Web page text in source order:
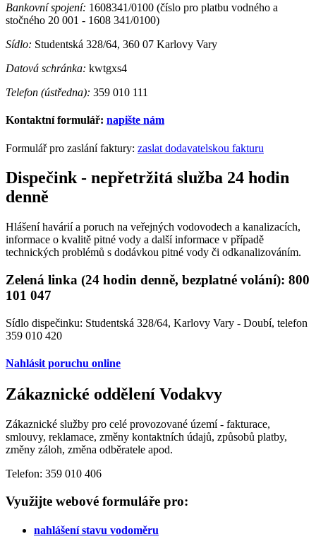
Bankovní spojení: 1608341/0100 (číslo pro platbu vodného a
stočného 20 001 - 1608 341/0100)
Sídlo: Studentská 328/64, 360 07 Karlovy Vary
Datová schránka: kwtgxs4
Telefon (ústředna): 359 010 111
Kontaktní formulář: napište nám
Formulář pro zaslání faktury: zaslat dodavatelskou fakturu
Dispečink - nepřetržitá služba 24 hodin
denně
Hlášení havárií a poruch na veřejných vodovodech a kanalizacích,
informace o kvalitě pitné vody a další informace v případě
technických problémů s dodávkou pitné vody či odkanalizováním.
Zelená linka (24 hodin denně, bezplatné volání): 800
101 047
Sídlo dispečinku: Studentská 328/64, Karlovy Vary - Doubí, telefon
359 010 420
Nahlásit poruchu online
Zákaznické oddělení Vodakvy
Zákaznické služby pro celé provozované území - fakturace,
smlouvy, reklamace, změny kontaktních údajů, způsobů platby,
změny záloh, změna odběratele apod.
Telefon: 359 010 406
Využijte webové formuláře pro:
nahlášení stavu vodoměru